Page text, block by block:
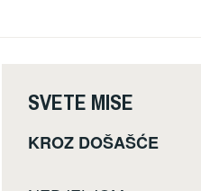
SVETE MISE
KROZ DOŠAŠĆE